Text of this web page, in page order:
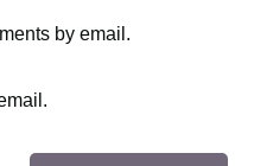
by email.